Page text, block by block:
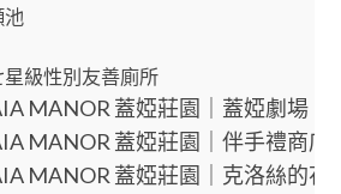
池
級性別友善廁所
MANOR 蓋婭莊園｜蓋婭劇場
MANOR 蓋婭莊園｜伴手禮商店
MANOR 蓋婭莊園｜克洛絲的花